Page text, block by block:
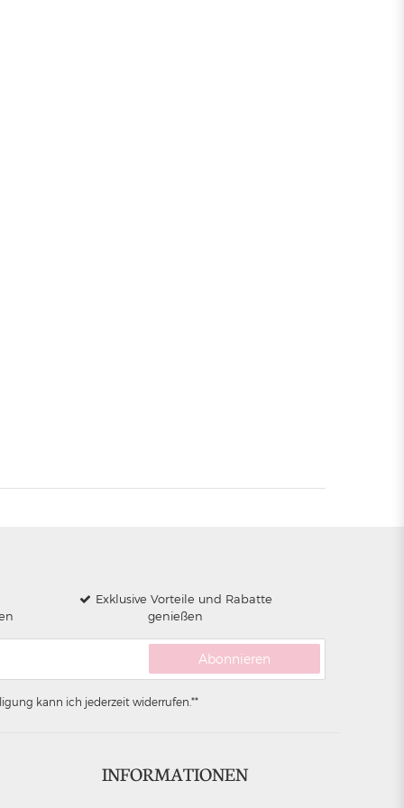
Exklusive Vorteile und Rabatte
genießen
Abonnieren
kann ich jederzeit widerrufen.**
INFORMATIONEN